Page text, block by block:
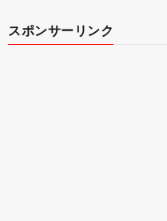
スポンサーリンク